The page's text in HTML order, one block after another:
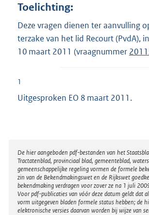
Toelichting:
Deze vragen dienen ter aanvulling
terzake van het lid Recourt (PvdA),
10 maart 2011 (vraagnummer
1
Uitgesproken EO 8 maart 2011.
Disclaimer
De hier aangeboden pdf-bestanden van het
Tractatenblad, provinciaal blad, gemeenteblad,
gemeenschappelijke regeling vormen de formele
zin van de Bekendmakingswet en de Rijkswet
bekendmaking verdragen voor zover ze na 1 juli
Voor pdf-publicaties van vóór deze datum geldt dat
vorm uitgegeven bladen formele status hebben; de
elektronische versies daarvan worden bij wijze van